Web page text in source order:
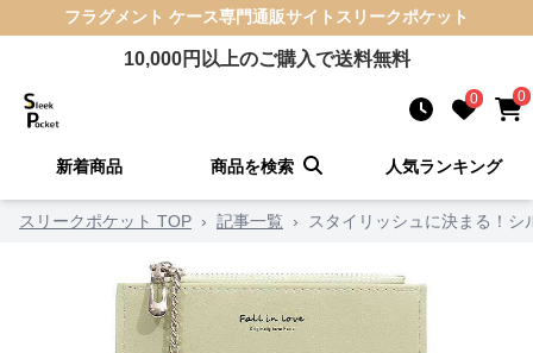
フラグメント ケース専門通販サイト スリークポケット
10,000円以上のご購入で送料無料
0 0
新着商品 商品を検索 人気ランキング
スリークポケット TOP › 記事一覧 › スタイリッシュに決まる！